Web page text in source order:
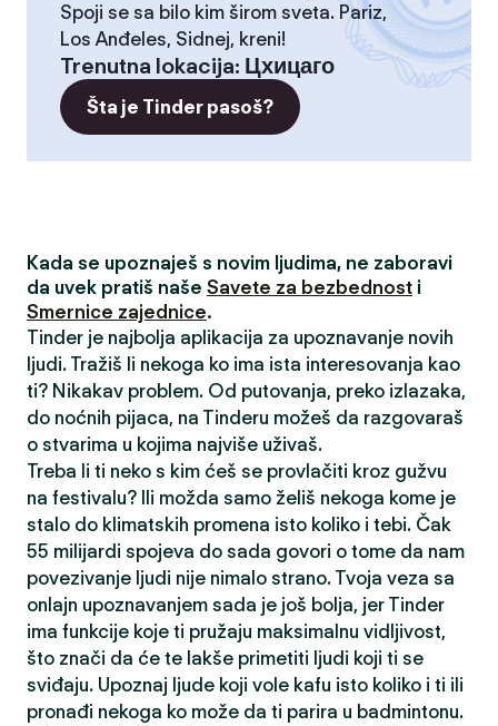
Spoji se sa bilo kim širom sveta. Pariz,
Los Anđeles, Sidnej, kreni!
Trenutna lokacija: Цхицаго
Šta je Tinder pasoš?
Kada se upoznaješ s novim ljudima, ne zaboravi
da uvek pratiš naše Savete za bezbednost i
Smernice zajednice.
Tinder je najbolja aplikacija za upoznavanje novih
ljudi. Tražiš li nekoga ko ima ista interesovanja kao
ti? Nikakav problem. Od putovanja, preko izlazaka,
do noćnih pijaca, na Tinderu možeš da razgovaraš
o stvarima u kojima najviše uživaš.
Treba li ti neko s kim ćeš se provlačiti kroz gužvu
na festivalu? Ili možda samo želiš nekoga kome je
stalo do klimatskih promena isto koliko i tebi. Čak
55 milijardi spojeva do sada govori o tome da nam
povezivanje ljudi nije nimalo strano. Tvoja veza sa
onlajn upoznavanjem sada je još bolja, jer Tinder
ima funkcije koje ti pružaju maksimalnu vidljivost,
što znači da će te lakše primetiti ljudi koji ti se
sviđaju. Upoznaj ljude koji vole kafu isto koliko i ti ili
pronađi nekoga ko može da ti parira u badmintonu.